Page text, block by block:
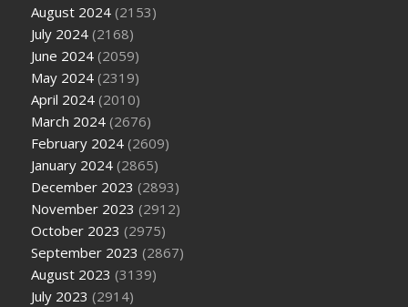
August 2024 (2153)
July 2024 (2168)
June 2024 (2059)
May 2024 (2319)
April 2024 (2010)
March 2024 (2676)
February 2024 (2609)
January 2024 (2865)
December 2023 (2893)
November 2023 (2912)
October 2023 (2975)
September 2023 (2867)
August 2023 (3139)
July 2023 (2914)